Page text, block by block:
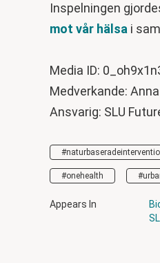
Inspelningen
mot vår hälsa i
Media ID:
Medverkande:
Ansvarig: SLU
#onehealth
Appears In